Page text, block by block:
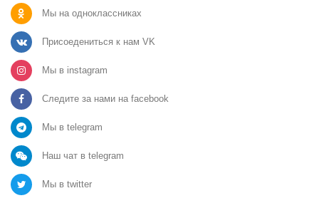
Мы на одноклассниках
Присоедениться к нам VK
Мы в instagram
Следите за нами на facebook
Мы в telegram
Наш чат в telegram
Мы в twitter